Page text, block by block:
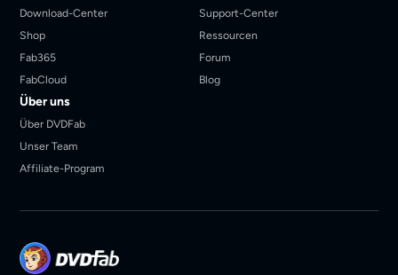
Download-Center
Shop
Fab365
FabCloud
Support-Center
Ressourcen
Forum
Blog
Über uns
Über DVDFab
Unser Team
Affiliate-Program